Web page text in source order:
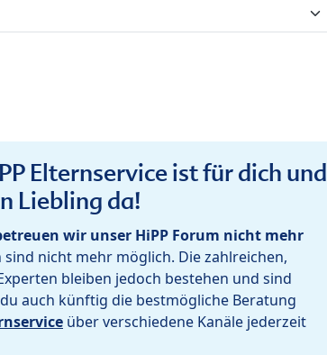
Elternservice ist für dich und
Liebling da!
wir unser HiPP Forum nicht mehr
nicht mehr möglich. Die zahlreichen,
bleiben jedoch bestehen und sind
auch künftig die bestmögliche Beratung
über verschiedene Kanäle jederzeit